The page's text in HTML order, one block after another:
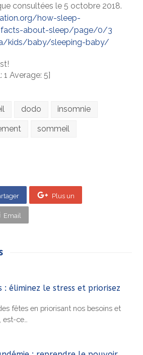
consultées le 5 octobre 2018.
how-sleep-
about-sleep/page/0/3
kids/baby/sleeping-baby/
1 Average:5]
dodo insomnie
sommeil
Plus un
Email
: éliminez le stress et priorisez
fêtes en priorisant nos besoins et
ce…